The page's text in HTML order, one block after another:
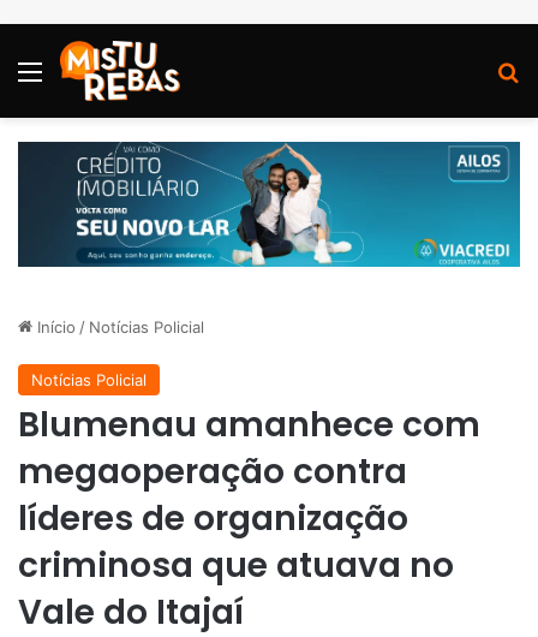
Menu
Início / Notícias Policial
Notícias Policial
Blumenau amanhece com
megaoperação contra
líderes de organização
criminosa que atuava no
Vale do Itajaí